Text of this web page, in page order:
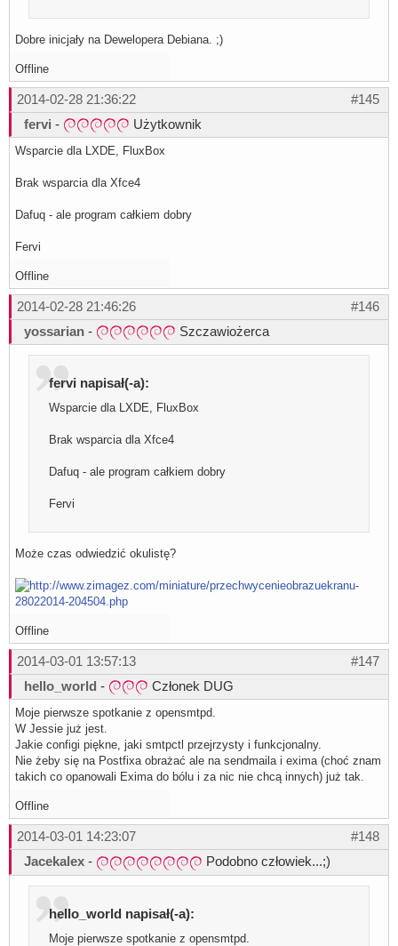
Dobre inicjały na Dewelopera Debiana. ;)
Offline
#145
2014-02-28 21:36:22
fervi - Użytkownik
Wsparcie dla LXDE, FluxBox
Brak wsparcia dla Xfce4
Dafuq - ale program całkiem dobry
Fervi
Offline
#146
2014-02-28 21:46:26
yossarian - Szczawiożerca
fervi napisał(-a):
Wsparcie dla LXDE, FluxBox
Brak wsparcia dla Xfce4
Dafuq - ale program całkiem dobry
Fervi
Może czas odwiedzić okulistę?
Offline
#147
2014-03-01 13:57:13
hello_world - Członek DUG
Moje pierwsze spotkanie z opensmtpd.
W Jessie już jest.
Jakie configi piękne, jaki smtpctl przejrzysty i funkcjonalny.
Nie żeby się na Postfixa obrażać ale na sendmaila i exima (choć znam
takich co opanowali Exima do bólu i za nic nie chcą innych) już tak.
Offline
#148
2014-03-01 14:23:07
Jacekalex - Podobno człowiek...;)
hello_world napisał(-a):
Moje pierwsze spotkanie z opensmtpd.